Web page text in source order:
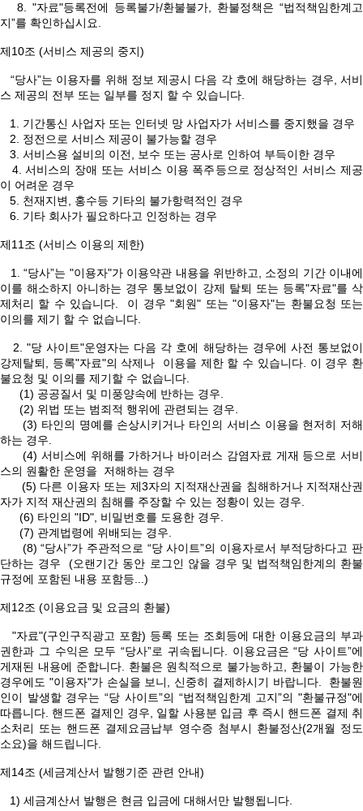
8. "자료"등록전에 등록불가/환불불가, 환불정책은 “법적책임한계고
지”를 확인하십시요.
제10조 (서비스 제공의 중지)
“당사”는 이용자를 위해 정보 제공시 다음 각 호에 해당하는 경우, 서비
스 제공의 전부 또는 일부를 정지 할 수 있습니다.
1. 기간통신 사업자 또는 인터넷 망 사업자가 서비스를 중지했을 경우
2. 정전으로 서비스 제공이 불가능할 경우
3. 서비스용 설비의 이전, 보수 또는 공사로 인하여 부득이한 경우
4. 서비스의 장애 또는 서비스 이용 폭주등으로 정상적인 서비스 제공
이 어려운 경우
5. 천재지변, 홍수등 기타의 불가항력적인 경우
6. 기타 회사가 필요하다고 인정하는 경우
제11조 (서비스 이용의 제한)
1. “당사”는 "이용자"가 이용약관 내용을 위반하고, 소정의 기간 이내에
이를 해소하지 아니하는 경우 통보없이 강제 탈퇴 또는 등록"자료"를 삭
제처리 할 수 있습니다. 이 경우 "회원" 또는 "이용자"는 환불요청 또는
이의를 제기 할 수 없습니다.
2. "당 사이트"운영자는 다음 각 호에 해당하는 경우에 사전 통보없이
강제탈퇴, 등록"자료"의 삭제나 이용을 제한 할 수 있습니다. 이 경우 환
불요청 및 이의를 제기할 수 없습니다.
(1) 공공질서 및 미풍양속에 반하는 경우.
(2) 위법 또는 범죄적 행위에 관련되는 경우.
(3) 타인의 명예를 손상시키거나 타인의 서비스 이용을 현저히 저해
하는 경우.
(4) 서비스에 위해를 가하거나 바이러스 감염자료 게재 등으로 서비
스의 원활한 운영을 저해하는 경우
(5) 다른 이용자 또는 제3자의 지적재산권을 침해하거나 지적재산권
자가 지적 재산권의 침해를 주장할 수 있는 정황이 있는 경우.
(6) 타인의 "ID", 비밀번호를 도용한 경우.
(7) 관계법령에 위배되는 경우.
(8) “당사”가 주관적으로 “당 사이트”의 이용자로서 부적당하다고 판
단하는 경우 (오랜기간 동안 로그인 않을 경우 및 법적책임한계의 환불
규정에 포함된 내용 포함등...)
제12조 (이용요금 및 요금의 환불)
"자료"(구인구직광고 포함) 등록 또는 조회등에 대한 이용요금의 부과
권한과 그 수익은 모두 “당사”로 귀속됩니다. 이용요금은 “당 사이트”에
게재된 내용에 준합니다. 환불은 원칙적으로 불가능하고, 환불이 가능한
경우에도 "이용자"가 손실을 보니, 신중히 결제하시기 바랍니다. 환불원
인이 발생할 경우는 “당 사이트”의 “법적책임한계 고지”의 "환불규정"에
따릅니다. 핸드폰 결제인 경우, 일할 사용분 입금 후 즉시 핸드폰 결제 취
소처리 또는 핸드폰 결제요금납부 영수증 첨부시 환불정산(2개월 정도
소요)을 해드립니다.
제14조 (세금계산서 발행기준 관련 안내)
1) 세금계산서 발행은 현금 입금에 대해서만 발행됩니다.